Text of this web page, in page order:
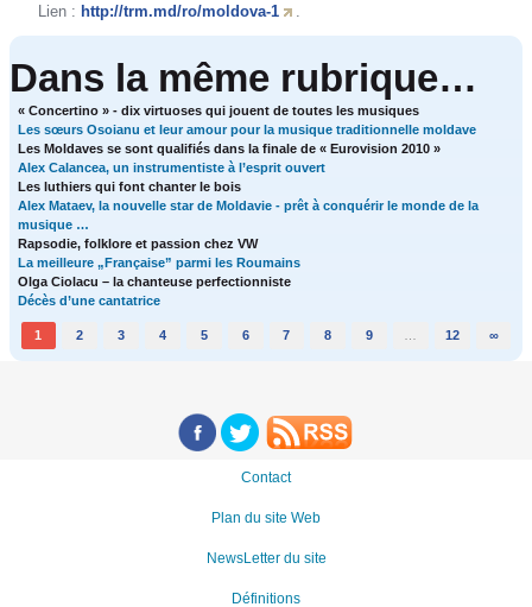
Lien : http://trm.md/ro/moldova-1
Dans la même rubrique…
« Concertino » - dix virtuoses qui jouent de toutes les musiques
Les sœurs Osoianu et leur amour pour la musique traditionnelle moldave
Les Moldaves se sont qualifiés dans la finale de « Eurovision 2010 »
Alex Calancea, un instrumentiste à l’esprit ouvert
Les luthiers qui font chanter le bois
Alex Mataev, la nouvelle star de Moldavie - prêt à conquérir le monde de la
musique …
Rapsodie, folklore et passion chez VW
La meilleure „Française” parmi les Roumains
Olga Ciolacu – la chanteuse perfectionniste
Décès d’une cantatrice
1 2 3 4 5 6 7 8 9 12 ∞
Contact
Plan du site Web
NewsLetter du site
Définitions